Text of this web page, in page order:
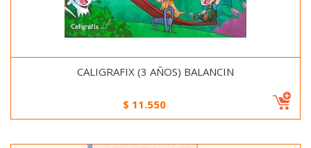
CALIGRAFIX (3 AÑOS) BALANCIN
$ 11.550